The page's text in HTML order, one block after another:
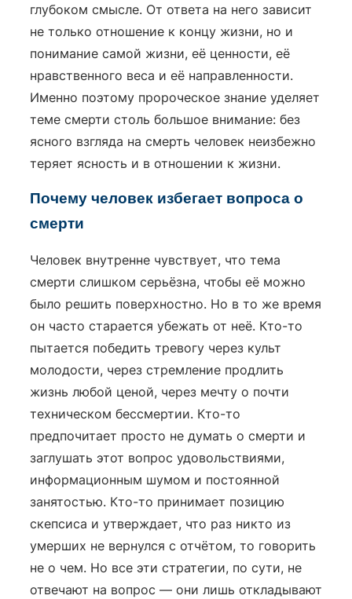
глубоком смысле. От ответа на него зависит
не только отношение к концу жизни, но и
понимание самой жизни, её ценности, её
нравственного веса и её направленности.
Именно поэтому пророческое знание уделяет
теме смерти столь большое внимание: без
ясного взгляда на смерть человек неизбежно
теряет ясность и в отношении к жизни.
Почему человек избегает вопроса о
смерти
Человек внутренне чувствует, что тема
смерти слишком серьёзна, чтобы её можно
было решить поверхностно. Но в то же время
он часто старается убежать от неё. Кто-то
пытается победить тревогу через культ
молодости, через стремление продлить
жизнь любой ценой, через мечту о почти
техническом бессмертии. Кто-то
предпочитает просто не думать о смерти и
заглушать этот вопрос удовольствиями,
информационным шумом и постоянной
занятостью. Кто-то принимает позицию
скепсиса и утверждает, что раз никто из
умерших не вернулся с отчётом, то говорить
не о чем. Но все эти стратегии, по сути, не
отвечают на вопрос — они лишь откладывают